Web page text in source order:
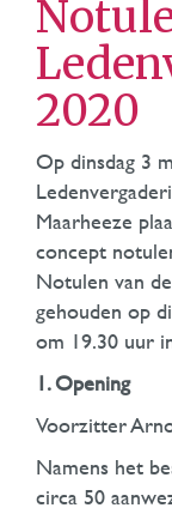
2020
Op dinsdag 3
Maarheeze
concept
Notulen van
gehouden op
om 19.30 uur
1. Opening
Voorzitter
Namens het
circa 50